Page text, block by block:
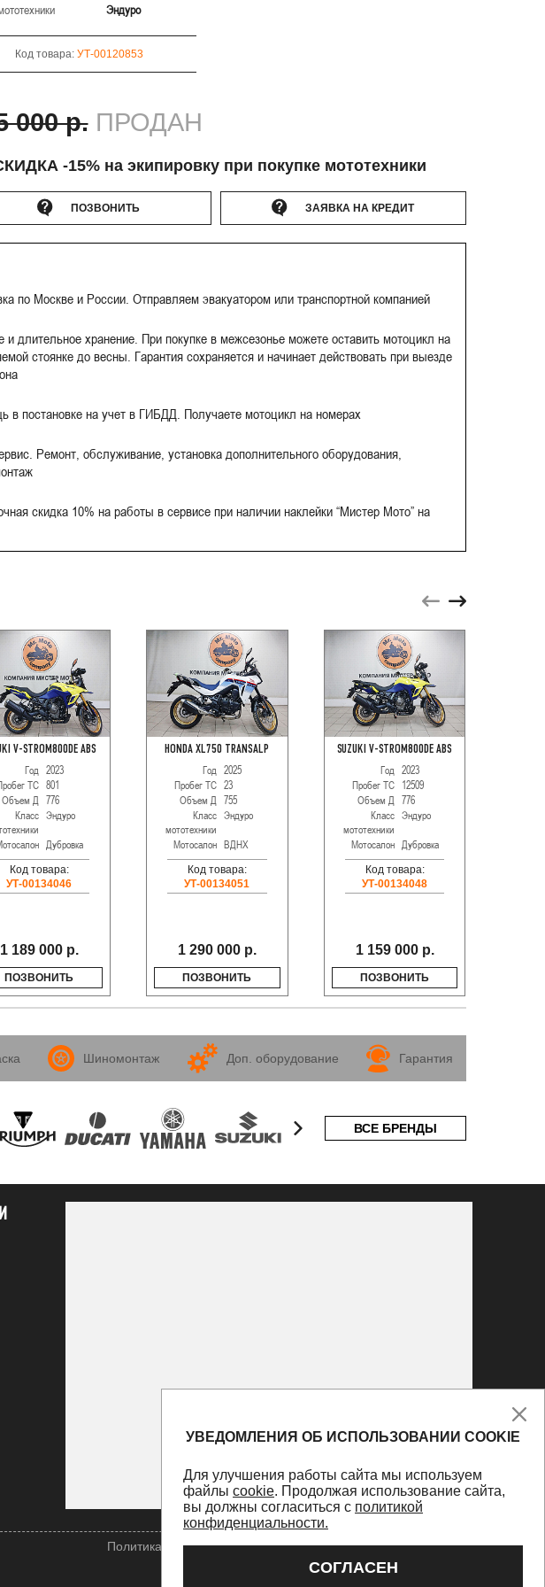
Эндуро
Код товара: УТ-00120853
000 р. ПРОДАН
-15% на экипировку при покупке мототехники
ПОЗВОНИТЬ ЗАЯВКА НА КРЕДИТ
по Москве и России. Отправляем эвакуатором или транспортной компанией
и длительное хранение. При покупке в межсезонье можете оставить мотоцикл на
стоянке до весны. Гарантия сохраняется и начинает действовать при выезде
в постановке на учет в ГИБДД. Получаете мотоцикл на номерах
Ремонт, обслуживание, установка дополнительного оборудования,
скидка 10% на работы в сервисе при наличии наклейки “Мистер Мото” на
V-STROM800DE ABS
Год 2023
ТС 801
Объем Д 776
Класс Эндуро
Дубровка
Код товара:
УТ-00134046
1 189 000 р.
ПОЗВОНИТЬ
HONDA XL750 TRANSALP
Год 2025
Пробег ТС 23
Объем Д 755
Класс
мототехники
Эндуро
Мотосалон ВДНХ
Код товара:
УТ-00134051
1 290 000 р.
ПОЗВОНИТЬ
SUZUKI V-STROM800DE ABS
Год 2023
Пробег ТС 12509
Объем Д 776
Класс
мототехники
Эндуро
Мотосалон Дубровка
Код товара:
УТ-00134048
1 159 000 р.
ПОЗВОНИТЬ
Шиномонтаж Доп. оборудование Гарантия
ВСЕ БРЕНДЫ
Политика конфиденциальностиОфертаПерсональные данные
УВЕДОМЛЕНИЯ ОБ ИСПОЛЬЗОВАНИИ COOKIE
Для улучшения работы сайта мы используем
файлы cookie. Продолжая использование сайта,
вы должны согласиться с политикой
конфиденциальности.
СОГЛАСЕН